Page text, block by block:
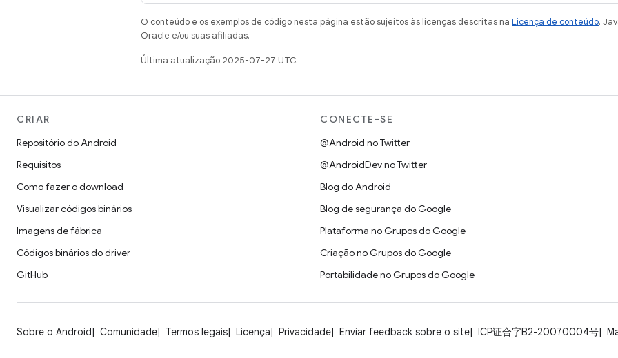
O conteúdo e os exemplos de código nesta página estão sujeitos às licenças descritas na Licença de conteúdo.
Oracle e/ou suas afiliadas.
Última atualização 2025-07-27 UTC.
CRIAR
Repositório do Android
Requisitos
Como fazer o download
Visualizar códigos binários
Imagens de fábrica
Códigos binários do driver
GitHub
CONECTE-SE
@Android no Twitter
@AndroidDev no Twitter
Blog do Android
Blog de segurança do Google
Plataforma no Grupos do Google
Criação no Grupos do Google
Portabilidade no Grupos do Google
Sobre o Android Comunidade Termos legais Licença Privacidade Enviar feedback sobre o site ICP证合字B2-20070004号